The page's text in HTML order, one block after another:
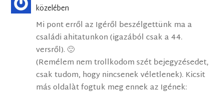
közelében
Mi pont erről az Igéről beszélgettünk ma a
családi ahitatunkon (igazából csak a 44.
versről). 🙂
(Remélem nem trollkodom szét bejegyzésedet,
csak tudom, hogy nincsenek véletlenek). Kicsit
más oldalàt fogtuk meg ennek az Igének: